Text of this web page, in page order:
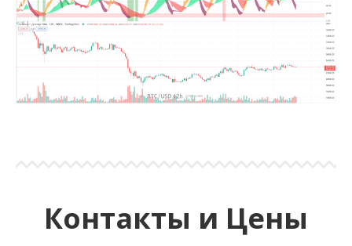
Контакты и Цены